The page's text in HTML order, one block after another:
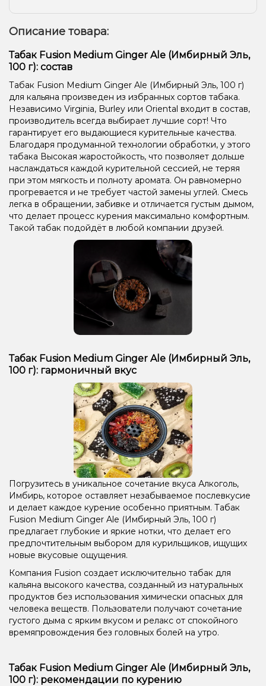
Описание товара:
Табак Fusion Medium Ginger Ale (Имбирный Эль,
100 г): состав
Табак Fusion Medium Ginger Ale (Имбирный Эль, 100 г)
для кальяна произведен из избранных сортов табака.
Независимо Virginia, Burley или Oriental входит в состав,
производитель всегда выбирает лучшие сорт! Что
гарантирует его выдающиеся курительные качества.
Благодаря продуманной технологии обработки, у этого
табака Высокая жаростойкость, что позволяет дольше
наслаждаться каждой курительной сессией, не теряя
при этом мягкость и полноту аромата. Он равномерно
прогревается и не требует частой замены углей. Смесь
легка в обращении, забивке и отличается густым дымом,
что делает процесс курения максимально комфортным.
Такой табак подойдёт в любой компании друзей.
Табак Fusion Medium Ginger Ale (Имбирный Эль,
100 г): гармоничный вкус
Погрузитесь в уникальное сочетание вкуса Алкоголь,
Имбирь, которое оставляет незабываемое послевкусие
и делает каждое курение особенно приятным. Табак
Fusion Medium Ginger Ale (Имбирный Эль, 100 г)
предлагает глубокие и яркие нотки, что делает его
предпочтительным выбором для курильщиков, ищущих
новые вкусовые ощущения.
Компания Fusion создает исключительно табак для
кальяна высокого качества, созданный из натуральных
продуктов без использования химически опасных для
человека веществ. Пользователи получают сочетание
густого дыма с ярким вкусом и релакс от спокойного
времяпровождения без головных болей на утро.
Табак Fusion Medium Ginger Ale (Имбирный Эль,
100 г): рекомендации по курению